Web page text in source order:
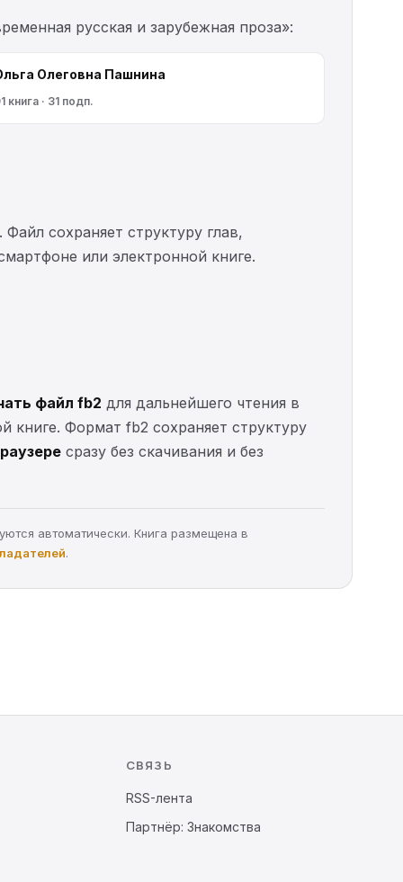
русская и зарубежная проза»:
Олеговна Пашнина
книга · 31 подп.
сохраняет структуру глав,
или электронной книге.
файл fb2 для дальнейшего чтения в
книге. Формат fb2 сохраняет структуру
сразу без скачивания и без
автоматически. Книга размещена в
.
СВЯЗЬ
RSS-лента
Партнёр: Знакомства